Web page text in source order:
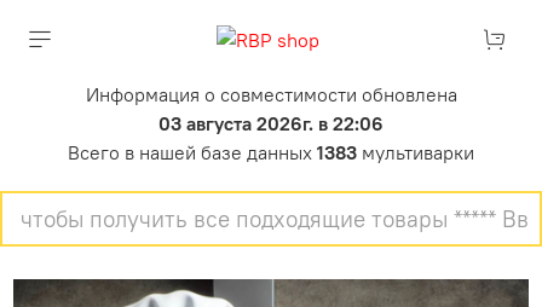
Информация о совместимости обновлена
03 августа 2026г. в 22:06
Всего в нашей базе данных 1383 мультиварки